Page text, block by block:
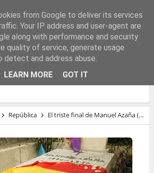
DE MANUEL AZAÑA (Y
República El triste final de Manuel Azaña (y II)
from Google to deliver its services
Your IP address and user-agent are
along with performance and security
quality of service, generate usage
and address abuse.
LEARN MORE
GOT IT